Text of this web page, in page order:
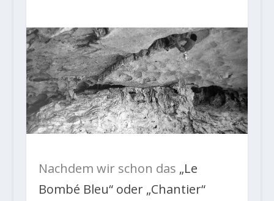
Nachdem wir schon das „Le
Bombé Bleu“ oder „Chantier“